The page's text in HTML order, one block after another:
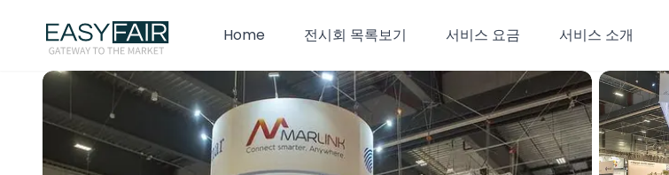
Home 전시회 목록보기 서비스 요금 서비스 소개